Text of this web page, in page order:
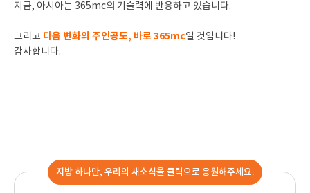
지금, 아시아는 365mc의 기술력에 반응하고 있습니다.
그리고 다음 변화의 주인공도, 바로 365mc일 것입니다!
감사합니다.
지방 하나만, 우리의 새소식을 클릭으로 응원해주세요.